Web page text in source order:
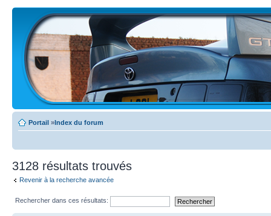
Portail »Index du forum
3128 résultats trouvés
Revenir à la recherche avancée
Rechercher dans ces résultats: